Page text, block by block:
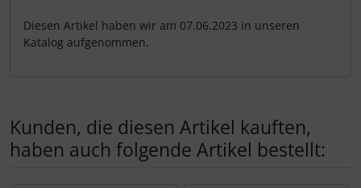
Diesen Artikel haben wir am 07.06.2023 in unseren
Katalog aufgenommen.
Kunden, die diesen Artikel kauften,
haben auch folgende Artikel bestellt: